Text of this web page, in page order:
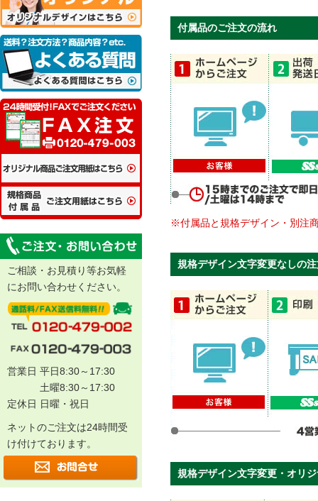
付属品のご注文の流れ
※付属品と規格デザイン・別注
規格デザイン文字変更なしの
規格デザイン文字変更・オリ
ご相談・お見積り等お気軽
にお問い合わせください。
営業日 平日8:30～17:30
土曜8:30～17:30
定休日 日曜・祝日
ネットのご注文は24時間受
け付けております。